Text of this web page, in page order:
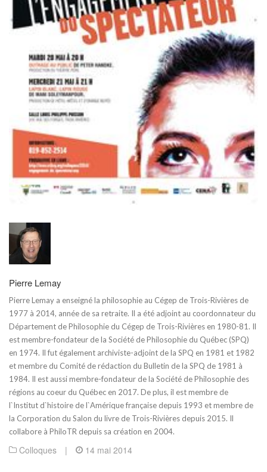
Pierre Lemay
Pierre Lemay a enseigné la philosophie au Cégep de Trois-Rivières de
1977 à 2014, année de sa retraite. Il a été adjoint au coordonnateur du
Département de Philosophie du Cégep de Trois-Rivières en 1980-81. Il
est membre-fondateur de la Société de Philosophie du Québec (SPQ)
en 1974. Il fut également archiviste-adjoint de la SPQ en 1981 et 1982
et membre du Comité de rédaction du Bulletin de la SPQ de 1981 à
1984. Il est aussi membre-fondateur de la Société de Philosophie des
régions au coeur du Québec en 2017. De plus, il est membre de
l`Institut d`histoire de l`Amérique française depuis 1993 et membre de
la Corporation du Salon du livre de Trois-Rivières depuis 2015. Il
collabore à PhiloTR depuis sa création en 2004.
Colloques | 14 mai 2014